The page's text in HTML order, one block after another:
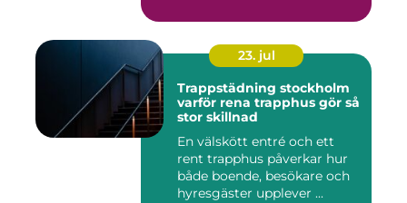
23. jul
Trappstädning stockholm
varför rena trapphus gör så
stor skillnad
En välskött entré och ett
rent trapphus påverkar hur
både boende, besökare och
hyresgäster upplever ...